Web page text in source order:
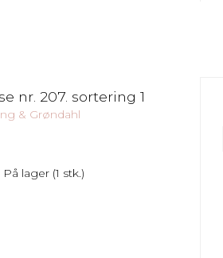
nr. 207. sortering 1
& Grøndahl
På lager (1 stk.)